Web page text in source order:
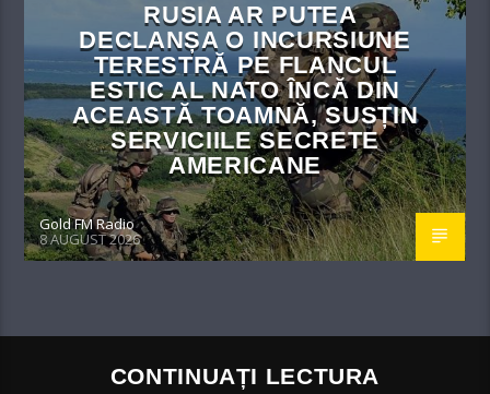
RUSIA AR PUTEA
DECLANȘA O INCURSIUNE
TERESTRĂ PE FLANCUL
ESTIC AL NATO ÎNCĂ DIN
ACEASTĂ TOAMNĂ, SUSȚIN
SERVICIILE SECRETE
AMERICANE
Gold FM Radio
8 AUGUST 2026
CONTINUAȚI LECTURA